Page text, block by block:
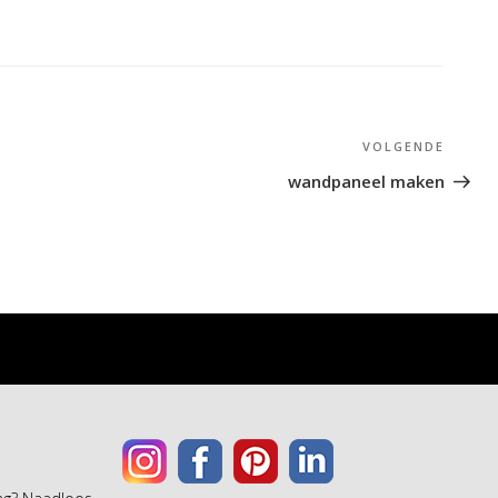
VOLGENDE
wandpaneel maken